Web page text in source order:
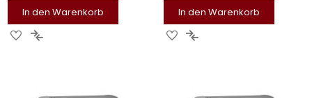
In den Warenkorb
ZURZUR
In den Warenkorb
ZURZUR